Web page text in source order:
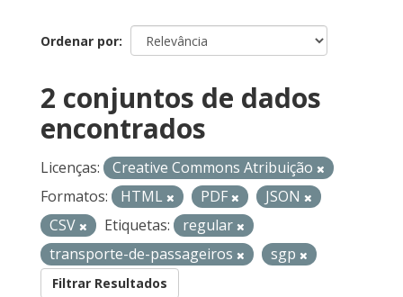
Ordenar por
2 conjuntos de dados
encontrados
Licenças:
Creative Commons Atribuição
Formatos:
HTML PDF
JSON
CSV
Etiquetas:
regular
transporte-de-passageiros
sgp
Filtrar Resultados